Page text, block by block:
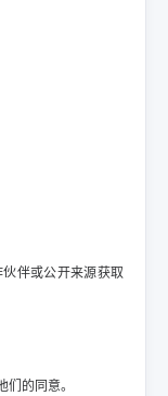
伴或公开来源获取
的同意。